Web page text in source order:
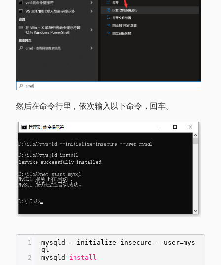
然后在命令行里，依次输入以下命令，回车。
1
2
mysqld --initialize-insecure --user=mys
ql
mysqld install